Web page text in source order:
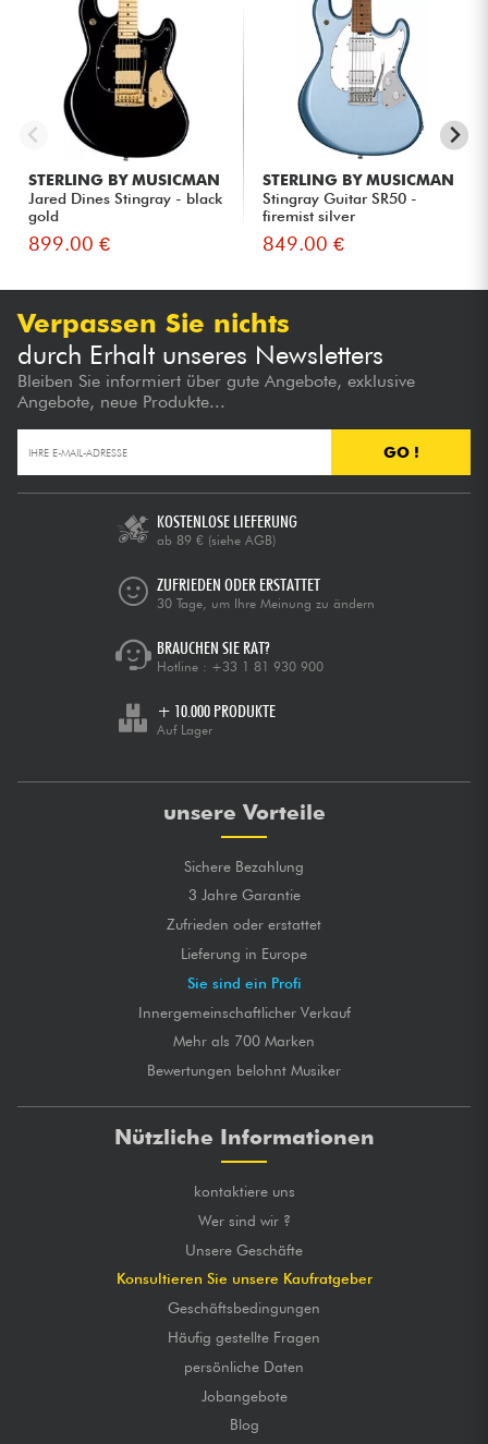
STERLING BY MUSICMAN
Jared Dines Stingray - black
gold
899.00 €
STERLING BY MUSICMAN
Stingray Guitar SR50 -
firemist silver
849.00 €
Verpassen Sie nichts
durch Erhalt unseres Newsletters
Bleiben Sie informiert über gute Angebote, exklusive
Angebote, neue Produkte...
GO !
KOSTENLOSE LIEFERUNG
ab 89 € (siehe AGB)
ZUFRIEDEN ODER ERSTATTET
30 Tage, um Ihre Meinung zu ändern
BRAUCHEN SIE RAT?
Hotline : +33 1 81 930 900
+ 10.000 PRODUKTE
Auf Lager
unsere Vorteile
Sichere Bezahlung
3 Jahre Garantie
Zufrieden oder erstattet
Lieferung in Europe
Sie sind ein Profi
Innergemeinschaftlicher Verkauf
Mehr als 700 Marken
Bewertungen belohnt Musiker
Nützliche Informationen
kontaktiere uns
Wer sind wir ?
Unsere Geschäfte
Konsultieren Sie unsere Kaufratgeber
Geschäftsbedingungen
Häufig gestellte Fragen
persönliche Daten
Jobangebote
Blog